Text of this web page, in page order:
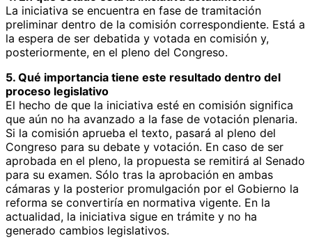
La iniciativa se encuentra en fase de tramitación
preliminar dentro de la comisión correspondiente. Está a
la espera de ser debatida y votada en comisión y,
posteriormente, en el pleno del Congreso.
5. Qué importancia tiene este resultado dentro del
proceso legislativo
El hecho de que la iniciativa esté en comisión significa
que aún no ha avanzado a la fase de votación plenaria.
Si la comisión aprueba el texto, pasará al pleno del
Congreso para su debate y votación. En caso de ser
aprobada en el pleno, la propuesta se remitirá al Senado
para su examen. Sólo tras la aprobación en ambas
cámaras y la posterior promulgación por el Gobierno la
reforma se convertiría en normativa vigente. En la
actualidad, la iniciativa sigue en trámite y no ha
generado cambios legislativos.